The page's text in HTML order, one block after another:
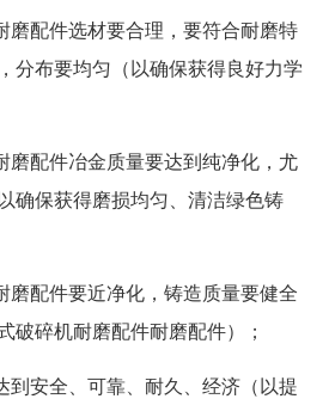
磨配件选材要合理，要符合耐磨特
分布要均匀（以确保获得良好力学
磨配件冶金质量要达到纯净化，尤
确保获得磨损均匀、清洁绿色铸
磨配件要近净化，铸造质量要健全
破碎机耐磨配件耐磨配件）；
到安全、可靠、耐久、经济（以提